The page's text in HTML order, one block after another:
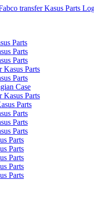
Parts
Parts
Parts
Kasus Parts
Parts
Case
Kasus Parts
Parts
Parts
Parts
Parts
Parts
Parts
Parts
Parts
Parts